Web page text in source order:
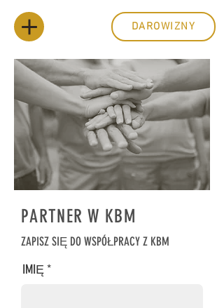
DAROWIZNY
PARTNER W KBM
ZAPISZ SIĘ DO WSPÓŁPRACY Z KBM
IMIĘ